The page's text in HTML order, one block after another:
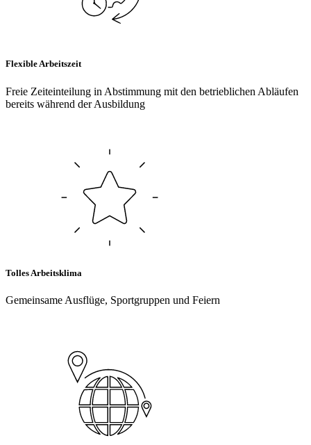
Flexible Arbeitszeit
Freie Zeiteinteilung in Abstimmung mit den betrieblichen Abläufen
bereits während der Ausbildung
Tolles Arbeitsklima
Gemeinsame Ausflüge, Sportgruppen und Feiern